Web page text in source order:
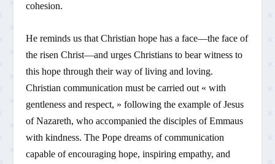
cohesion.
He reminds us that Christian hope has a face—the face of
the risen Christ—and urges Christians to bear witness to
this hope through their way of living and loving.
Christian communication must be carried out « with
gentleness and respect, » following the example of Jesus
of Nazareth, who accompanied the disciples of Emmaus
with kindness. The Pope dreams of communication
capable of encouraging hope, inspiring empathy, and